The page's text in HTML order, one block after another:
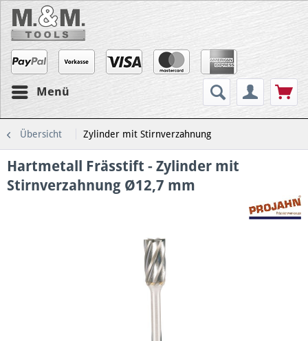
Menü
Übersicht Zylinder mit Stirnverzahnung
Hartmetall Frässtift - Zylinder mit
Stirnverzahnung Ø12,7 mm